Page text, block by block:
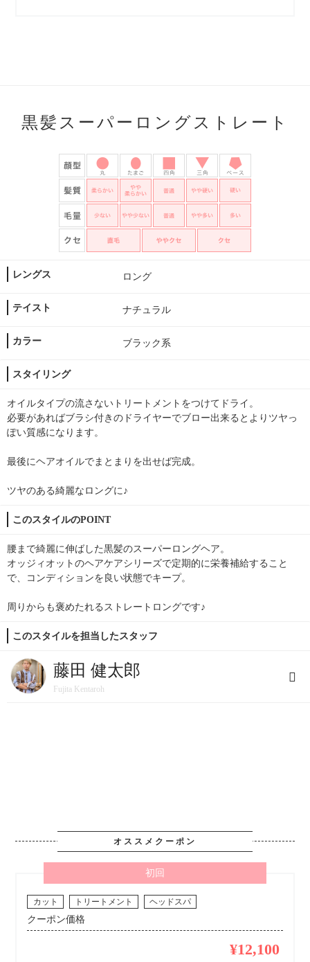
黒髪スーパーロングストレート
レングス ロング
テイスト ナチュラル
カラー ブラック系
スタイリング
オイルタイプの流さないトリートメントをつけてドライ。
必要があればブラシ付きのドライヤーでブロー出来るとよりツヤっ
ぽい質感になります。
最後にヘアオイルでまとまりを出せば完成。
ツヤのある綺麗なロングに♪
このスタイルのPOINT
腰まで綺麗に伸ばした黒髪のスーパーロングヘア。
オッジィオットのヘアケアシリーズで定期的に栄養補給すること
で、コンディションを良い状態でキープ。
周りからも褒めたれるストレートロングです♪
このスタイルを担当したスタッフ
藤田 健太郎
Fujita Kentaroh
オススメクーポン
初回
カット トリートメント ヘッドスパ
クーポン価格
¥12,100